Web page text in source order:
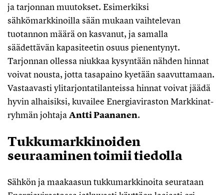
ja tarjonnan muutokset. Esimerkiksi
sähkömarkkinoilla sään mukaan vaihtelevan
tuotannon määrä on kasvanut, ja samalla
säädettävän kapasiteetin osuus pienentynyt.
Tarjonnan ollessa niukkaa kysyntään nähden hinnat
voivat nousta, jotta tasapaino kyetään saavuttamaan.
Vastaavasti ylitarjontatilanteissa hinnat voivat jäädä
hyvin alhaisiksi, kuvailee Energiaviraston Markkinat-
ryhmän johtajaAntti Paananen.
Tukkumarkkinoiden
seuraaminen toimii tiedolla
Sähkön ja maakaasun tukkumarkkinoita seurataan